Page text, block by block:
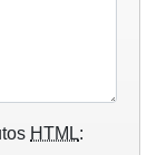
HTML: